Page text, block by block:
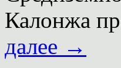
Калонжа
далее →